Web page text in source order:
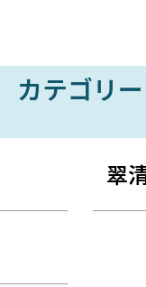
カテゴリー
翠